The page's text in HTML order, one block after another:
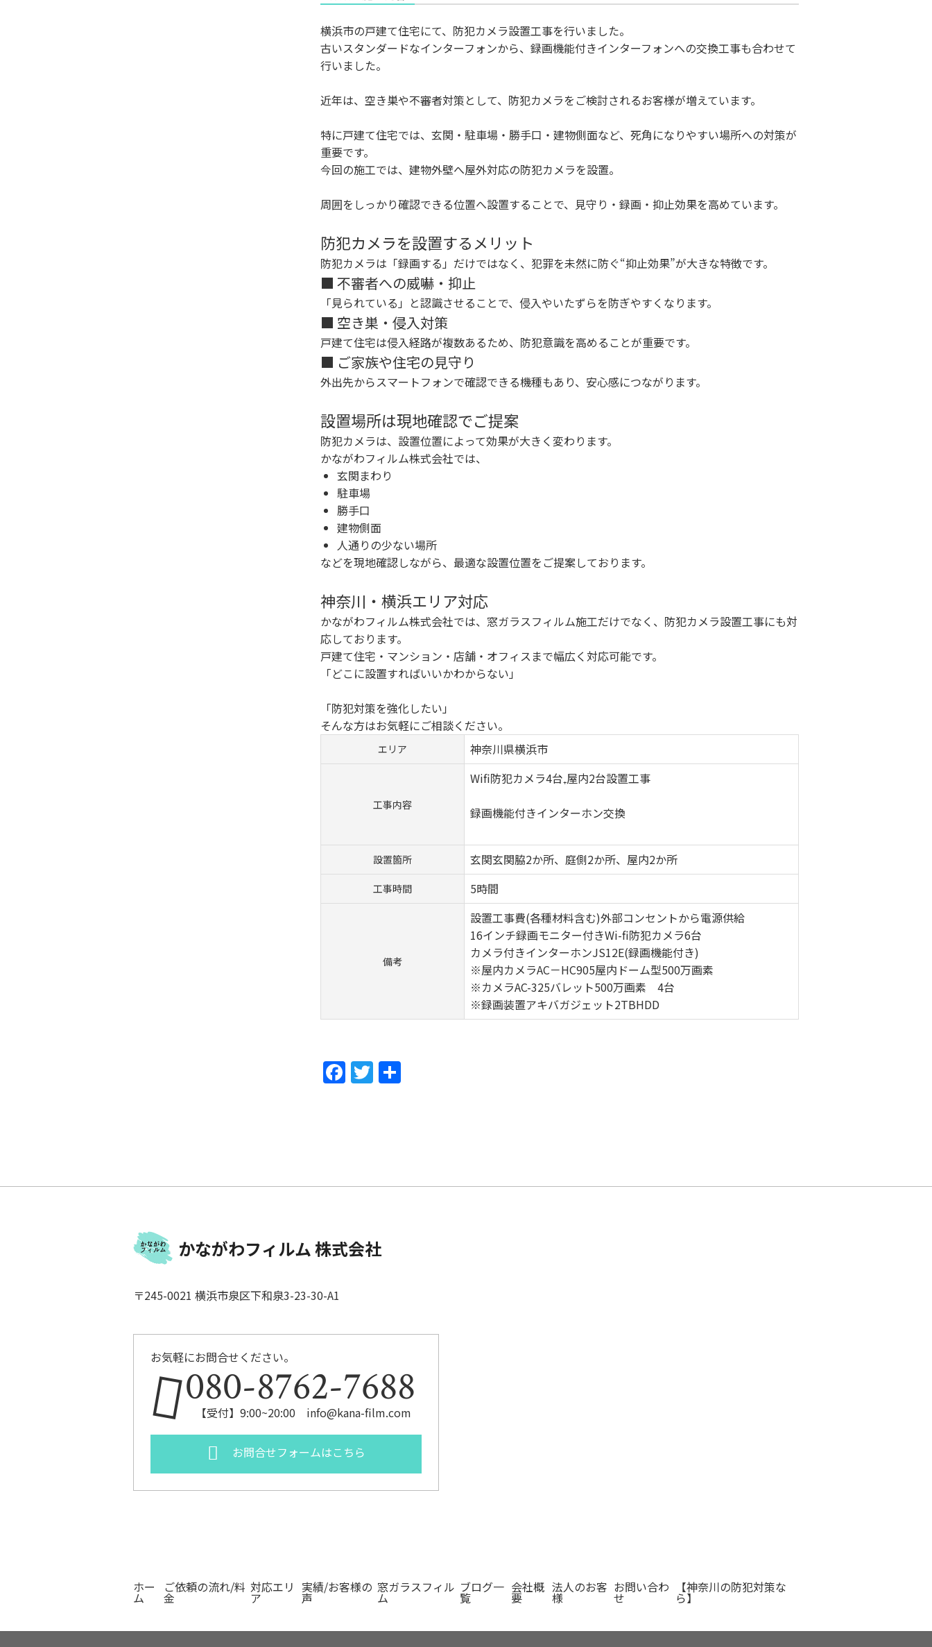
横浜市の戸建て住宅にて、防犯カメラ設置工事を行いました。
古いスタンダードなインターフォンから、録画機能付きインターフォンへの交換工事も合わせて
行いました。
近年は、空き巣や不審者対策として、防犯カメラをご検討されるお客様が増えています。
特に戸建て住宅では、玄関・駐車場・勝手口・建物側面など、死角になりやすい場所への対策が
重要です。
今回の施工では、建物外壁へ屋外対応の防犯カメラを設置。
周囲をしっかり確認できる位置へ設置することで、見守り・録画・抑止効果を高めています。
防犯カメラを設置するメリット
防犯カメラは「録画する」だけではなく、犯罪を未然に防ぐ“抑止効果”が大きな特徴です。
■ 不審者への威嚇・抑止
「見られている」と認識させることで、侵入やいたずらを防ぎやすくなります。
■ 空き巣・侵入対策
戸建て住宅は侵入経路が複数あるため、防犯意識を高めることが重要です。
■ ご家族や住宅の見守り
外出先からスマートフォンで確認できる機種もあり、安心感につながります。
設置場所は現地確認でご提案
防犯カメラは、設置位置によって効果が大きく変わります。
かながわフィルム株式会社では、
玄関まわり
駐車場
勝手口
建物側面
人通りの少ない場所
などを現地確認しながら、最適な設置位置をご提案しております。
神奈川・横浜エリア対応
かながわフィルム株式会社では、窓ガラスフィルム施工だけでなく、防犯カメラ設置工事にも対
応しております。
戸建て住宅・マンション・店舗・オフィスまで幅広く対応可能です。
「どこに設置すればいいかわからない」
「防犯対策を強化したい」
そんな方はお気軽にご相談ください。
エリア 神奈川県横浜市
工事内容
Wifi防犯カメラ4台₊屋内2台設置工事
録画機能付きインターホン交換
設置箇所 玄関玄関脇2か所、庭側2か所、屋内2か所
工事時間 5時間
備考
設置工事費(各種材料含む)外部コンセントから電源供給
16インチ録画モニター付きWi-fi防犯カメラ6台
カメラ付きインターホンJS12E(録画機能付き)
※屋内カメラAC－HC905屋内ドーム型500万画素
※カメラAC-325バレット500万画素 4台
※録画装置アキバガジェット2TBHDD
F
o
T
かながわフィルム 株式会社
〒245-0021 横浜市泉区下和泉3-23-30-A1
お気軽にお問合せください。
080-8762-7688
【受付】9:00~20:00 info@kana-film.com
お問合せフォームはこちら
ホー
ム
ご依頼の流れ/料
金
対応エリ
ア
実績/お客様の
声
窓ガラスフィル
ム
ブログ一
覧
会社概
要
法人のお客
様
お問い合わ
せ
【神奈川の防犯対策な
ら】